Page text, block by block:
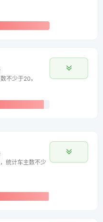
不少于20。
统计车主数不少